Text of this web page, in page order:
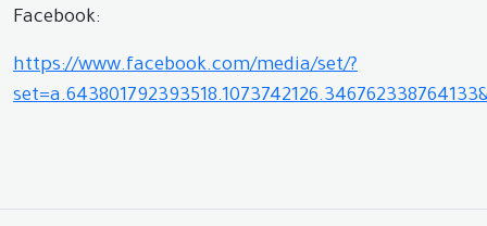
Facebook:
https://www.facebook.com/media/set/?